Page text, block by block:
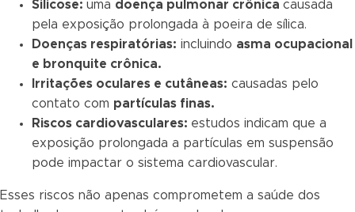
Silicose: uma doença pulmonar crônica causada
pela exposição prolongada à poeira de sílica.
Doenças respiratórias: incluindo asma ocupacional
e bronquite crônica.
Irritações oculares e cutâneas: causadas pelo
contato com partículas finas.
Riscos cardiovasculares: estudos indicam que a
exposição prolongada a partículas em suspensão
pode impactar o sistema cardiovascular.
Esses riscos não apenas comprometem a saúde dos